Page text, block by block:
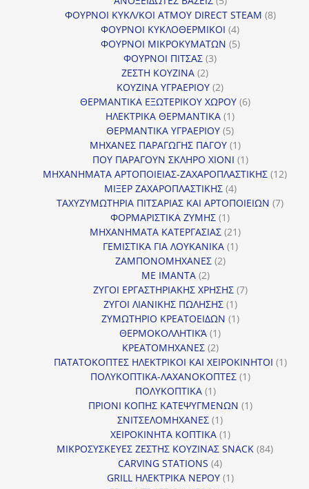
προϊόντα
ΦΟΥΡΝΟΙ ΚΥΚΛ/ΚΟΙ ΑΤΜΟΥ DIRECT STEAM 88
ΦΟΥΡΝΟΙ ΚΥΚΛΟΘΕΡΜΙΚΟΙ 44
προϊόντα
ΦΟΥΡΝΟΙ ΜΙΚΡΟΚΥΜΑΤΩΝ 55
ΦΟΥΡΝΟΙ ΠΙΤΣΑΣ 33
ΖΕΣΤΗ ΚΟΥΖΙΝΑ 22
προϊόντα
ΚΟΥΖΙΝΑ ΥΓΡΑΕΡΙΟΥ 22
προϊόντα
ΘΕΡΜΑΝΤΙΚΑ ΕΞΩΤΕΡΙΚΟΥ ΧΩΡΟΥ 66
ΗΛΕΚΤΡΙΚΑ ΘΕΡΜΑΝΤΙΚΑ 11
προϊόν
ΘΕΡΜΑΝΤΙΚΑ ΥΓΡΑΕΡΙΟΥ 55
προϊόντα
ΜΗΧΑΝΕΣ ΠΑΡΑΓΩΓΗΣ ΠΑΓΟΥ 11
προϊόν
ΠΟΥ ΠΑΡΑΓΟΥΝ ΣΚΛΗΡΟ ΧΙΟΝΙ 11
προϊόν
ΜΗΧΑΝΗΜΑΤΑ ΑΡΤΟΠΟΙΕΙΑΣ-ΖΑΧΑΡΟΠΛΑΣΤΙΚΗΣ 1212
ΜΙΞΕΡ ΖΑΧΑΡΟΠΛΑΣΤΙΚΗΣ 44
προϊόντα
ΤΑΧΥΖΥΜΩΤΗΡΙΑ ΠΙΤΣΑΡΙΑΣ ΚΑΙ ΑΡΤΟΠΟΙΕΙΩΝ 77
ΦΟΡΜΑΡΙΣΤΙΚΑ ΖΥΜΗΣ 11
προϊόν
ΜΗΧΑΝΗΜΑΤΑ ΚΑΤΕΡΓΑΣΙΑΣ 2121
προϊόντα
ΓΕΜΙΣΤΙΚΑ ΓΙΑ ΛΟΥΚΑΝΙΚΑ 11
ΖΑΜΠΟΝΟΜΗΧΑΝΕΣ 22
ΜΕ ΙΜΑΝΤΑ 22
προϊόντα
ΖΥΓΟΙ ΕΡΓΑΣΤΗΡΙΑΚΗΣ ΧΡΗΣΗΣ 77
ΖΥΓΟΙ ΛΙΑΝΙΚΗΣ ΠΩΛΗΣΗΣ 11
προϊόν
ΖΥΜΩΤΗΡΙΟ ΚΡΕΑΤΟΕΙΔΩΝ 11
ΘΕΡΜΟΚΟΛΛΗΤΙΚΆ 11
προϊόν
ΚΡΕΑΤΟΜΗΧΑΝΕΣ 22
προϊόντα
ΠΑΤΑΤΟΚΟΠΤΕΣ ΗΛΕΚΤΡΙΚΟΙ ΚΑΙ ΧΕΙΡΟΚΙΝΗΤΟΙ 11
ΠΟΛΥΚΟΠΤΙΚΑ-ΛΑΧΑΝΟΚΟΠΤΕΣ 11
ΠΟΛΥΚΟΠΤΙΚΑ 11
προϊόν
ΠΡΙΟΝΙ ΚΟΠΗΣ ΚΑΤΕΨΥΓΜΕΝΩΝ 11
ΣΝΙΤΣΕΛΟΜΗΧΑΝΕΣ 11
προϊόν
ΧΕΙΡΟΚΙΝΗΤΑ ΚΟΠΤΙΚΑ 11
προϊόν
ΜΙΚΡΟΣΥΣΚΕΥΕΣ ΖΕΣΤΗΣ ΚΟΥΖΙΝΑΣ SNACK 8484
CARVING STATIONS 44
προϊόντα
GRILL ΗΛΕΚΤΡΙΚΑ ΝΕΡΟΥ 11